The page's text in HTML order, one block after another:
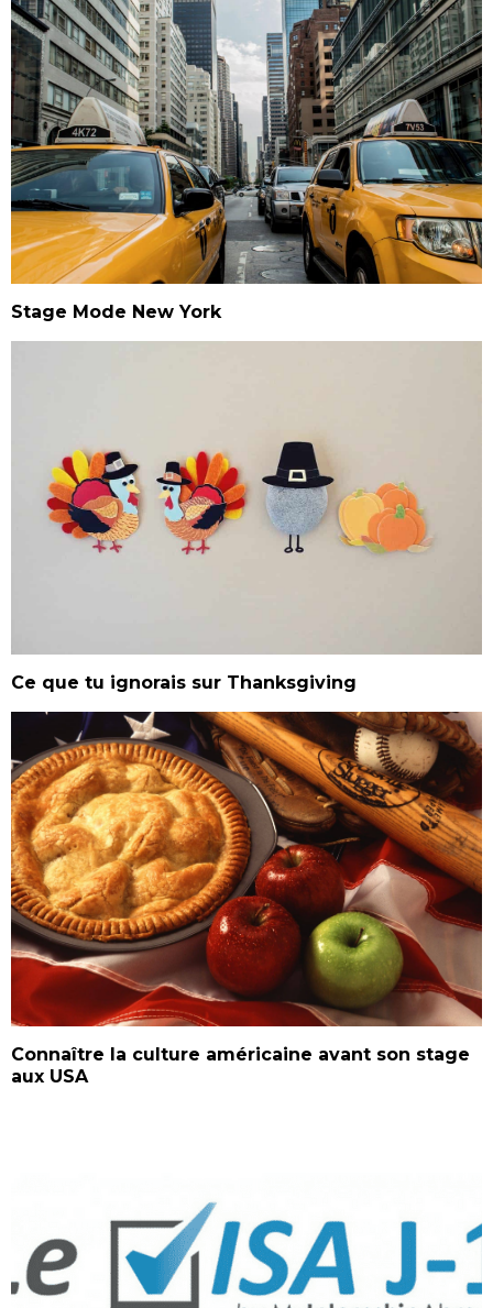
Stage Mode New York
Ce que tu ignorais sur Thanksgiving
Connaître la culture américaine avant son stage
aux USA